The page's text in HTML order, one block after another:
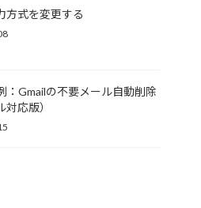
方式を変更する
：Gmailの不要メール自動削除
対応版）